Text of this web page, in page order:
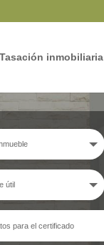
Tasación inmobiliaria